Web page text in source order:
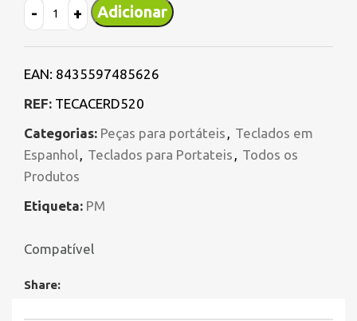
Adicionar
EAN: 8435597485626
REF: TECACERD520
Categorias: Peças para portáteis , Teclados em
Espanhol, Teclados para Portateis , Todos os
Produtos
Etiqueta: PM
Compatível
Share: